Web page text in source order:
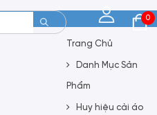
0
Trang Chủ
Danh Mục Sản
Phẩm
Huy hiệu cài áo